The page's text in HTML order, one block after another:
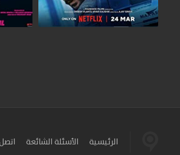
الرئيسية الأسئلة الشائعة